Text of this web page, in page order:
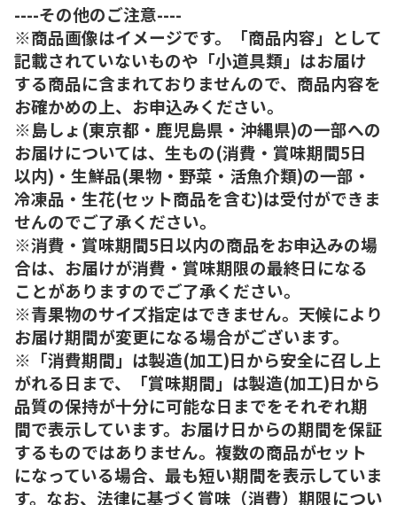
----その他のご注意----
※商品画像はイメージです。「商品内容」として
記載されていないものや「小道具類」はお届け
する商品に含まれておりませんので、商品内容を
お確かめの上、お申込みください。
※島しょ(東京都・鹿児島県・沖縄県)の一部への
お届けについては、生もの(消費・賞味期間5日
以内)・生鮮品(果物・野菜・活魚介類)の一部・
冷凍品・生花(セット商品を含む)は受付ができま
せんのでご了承ください。
※消費・賞味期間5日以内の商品をお申込みの場
合は、お届けが消費・賞味期限の最終日になる
ことがありますのでご了承ください。
※青果物のサイズ指定はできません。天候により
お届け期間が変更になる場合がございます。
※「消費期間」は製造(加工)日から安全に召し上
がれる日まで、「賞味期間」は製造(加工)日から
品質の保持が十分に可能な日までをそれぞれ期
間で表示しています。お届け日からの期間を保証
するものではありません。複数の商品がセット
になっている場合、最も短い期間を表示していま
す。なお、法律に基づく賞味（消費）期限につい